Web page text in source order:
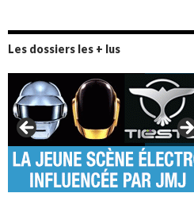
Les dossiers les + lus